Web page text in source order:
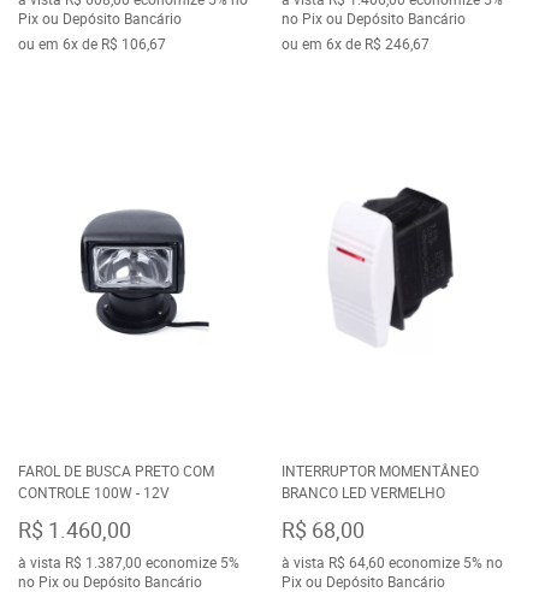
Pix ou Depósito Bancário
ou em 6xde R$ 106,67
no Pix ou Depósito Bancário
ou em 6xde R$ 246,67
FAROL DE BUSCA PRETO COM
CONTROLE 100W - 12V
R$ 1.460,00
à vista R$ 1.387,00 economize 5%
no Pix ou Depósito Bancário
INTERRUPTOR MOMENTÂNEO
BRANCO LED VERMELHO
R$ 68,00
à vista R$ 64,60 economize 5%no
Pix ou Depósito Bancário